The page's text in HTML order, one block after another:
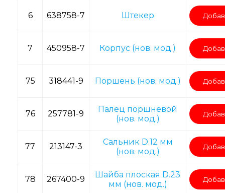
6 638758-7 Штекер
7 450958-7 Корпус (нов. мод.)
75 318441-9 Поршень (нов. мод.)
76 257781-9
Палец поршневой
(нов. мод.)
77 213147-3
Сальник D.12 мм
(нов. мод.)
78 267400-9
Шайба плоская D.23
мм (нов. мод.)